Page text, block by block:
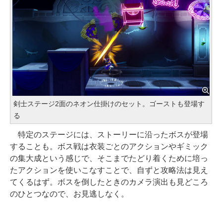
剣士ステージ2面のネオン仕掛けのセット。ゴーストも登場す
る
特定のステージには、ストーリーに沿ったボスが登場
することも。ボス戦は衣装ごとのアクションやギミック
の集大成という感じで、そこまでたどり着くために培っ
たアクションを使いこなすことで、自ずと攻略法は見え
てくるはず。ボスを倒したときのカメラ演出も見どころ
のひとつなので、お見逃しなく。